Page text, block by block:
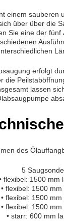
einem sauberen
über über die
Sie eine der fünf
erfolgt
die
lassen
des
5
flexibel: 1500 mm
• flexibel: 1500
• flexibel: 1500
• flexibel: 1500
• starr: 600 mm